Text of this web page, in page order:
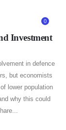
0
Investment
in defence
but economists
lower population
why this could